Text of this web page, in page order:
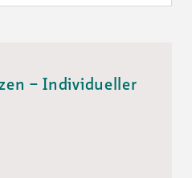
– Individueller